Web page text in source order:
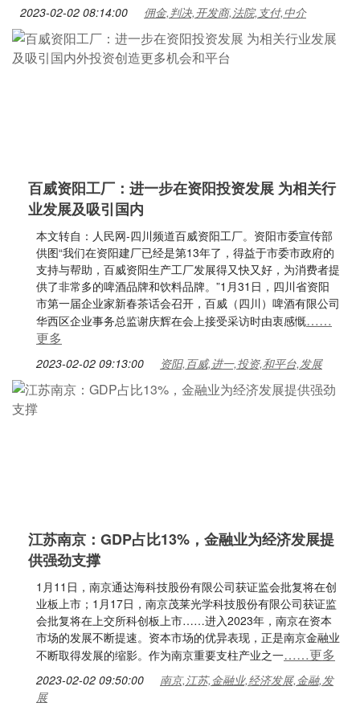
2023-02-02 08:14:00 佣金,判决,开发商,法院,支付,中介
百威资阳工厂：进一步在资阳投资发展 为相关行
业发展及吸引国内
本文转自：人民网-四川频道百威资阳工厂。资阳市委宣传部
供图“我们在资阳建厂已经是第13年了，得益于市委市政府的
支持与帮助，百威资阳生产工厂发展得又快又好，为消费者提
供了非常多的啤酒品牌和饮料品牌。”1月31日，四川省资阳
市第一届企业家新春茶话会召开，百威（四川）啤酒有限公司
华西区企业事务总监谢庆辉在会上接受采访时由衷感慨……
更多
2023-02-02 09:13:00 资阳,百威,进一,投资,和平台,发展
江苏南京：GDP占比13%，金融业为经济发展提
供强劲支撑
1月11日，南京通达海科技股份有限公司获证监会批复将在创
业板上市；1月17日，南京茂莱光学科技股份有限公司获证监
会批复将在上交所科创板上市……进入2023年，南京在资本
市场的发展不断提速。资本市场的优异表现，正是南京金融业
不断取得发展的缩影。作为南京重要支柱产业之一……更多
2023-02-02 09:50:00
南京,江苏,金融业,经济发展,金融,发
展